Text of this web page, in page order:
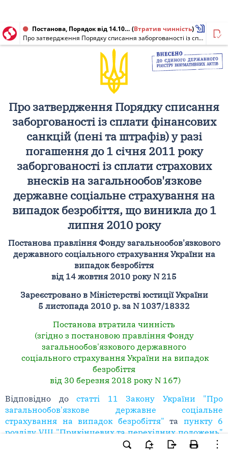
Постанова, Порядок від 14.10.2010 № 215 (Втратив чинність)
Про затвердження Порядку списання заборгованості із сплати фінансових санкцій (пені та штрафів) у разі погашення до 1 січня 2011 року заборгованості із сплати страхових внесків на загальнообов'язкове державне соціальне страхування на випадок безробіття, що виникла до 1 липня 2010 року